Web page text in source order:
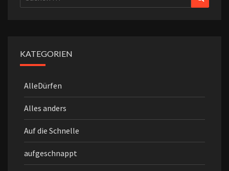
nach:
KATEGORIEN
AlleDürfen
Alles anders
Auf die Schnelle
aufgeschnappt